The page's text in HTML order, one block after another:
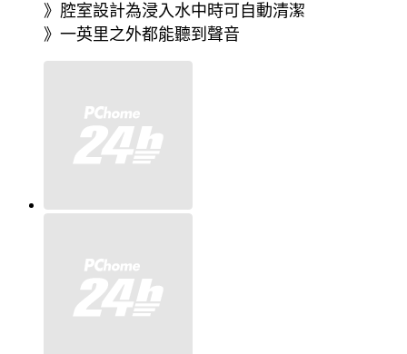
》腔室設計為浸入水中時可自動清潔
》一英里之外都能聽到聲音